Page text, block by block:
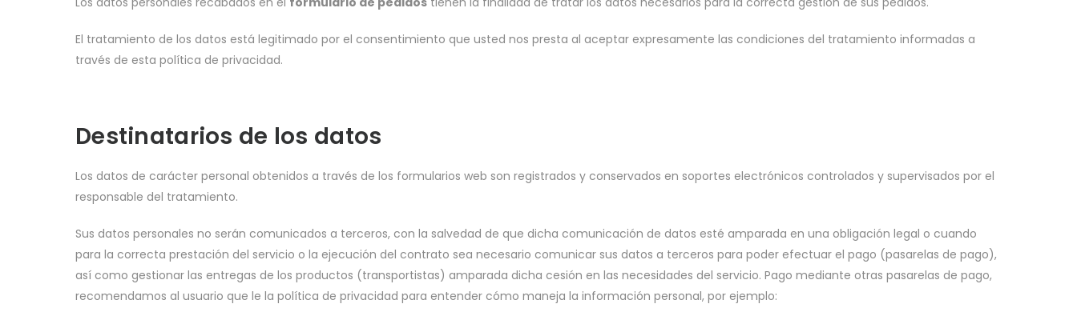
El tratamiento de los datos está legitimado por el consentimiento que usted nos presta al aceptar expresamente las condiciones del tratamiento informadas a
través de esta política de privacidad.
Destinatarios de los datos
Los datos de carácter personal obtenidos a través de los formularios web son registrados y conservados en soportes electrónicos controlados y supervisados por el
responsable del tratamiento.
Sus datos personales no serán comunicados a terceros, con la salvedad de que dicha comunicación de datos esté amparada en una obligación legal o cuando
para la correcta prestación del servicio o la ejecución del contrato sea necesario comunicar sus datos a terceros para poder efectuar el pago (pasarelas de pago),
así como gestionar las entregas de los productos (transportistas) amparada dicha cesión en las necesidades del servicio. Pago mediante otras pasarelas de pago,
recomendamos al usuario que le la política de privacidad para entender cómo maneja la información personal, por ejemplo: